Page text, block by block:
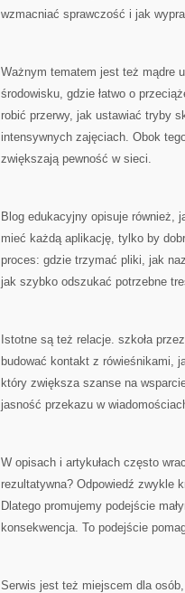
wzmacniać sprawczość i jak
Ważnym tematem jest też mądre
środowisku, gdzie łatwo o
robić przerwy, jak ustawiać tryby
intensywnych zajęciach. Obok
zwiększają pewność w sieci.
Blog edukacyjny opisuje również,
mieć każdą aplikację, tylko by
proces: gdzie trzymać pliki, jak
jak szybko odszukać potrzebne
Istotne są też relacje. szkoła
budować kontakt z rówieśnikami,
który zwiększa szanse na
jasność przekazu w
W opisach i artykułach często
rezultatywna? Odpowiedź zwykle
Dlatego promujemy podejście
konsekwencja. To podejście
Serwis jest też miejscem dla